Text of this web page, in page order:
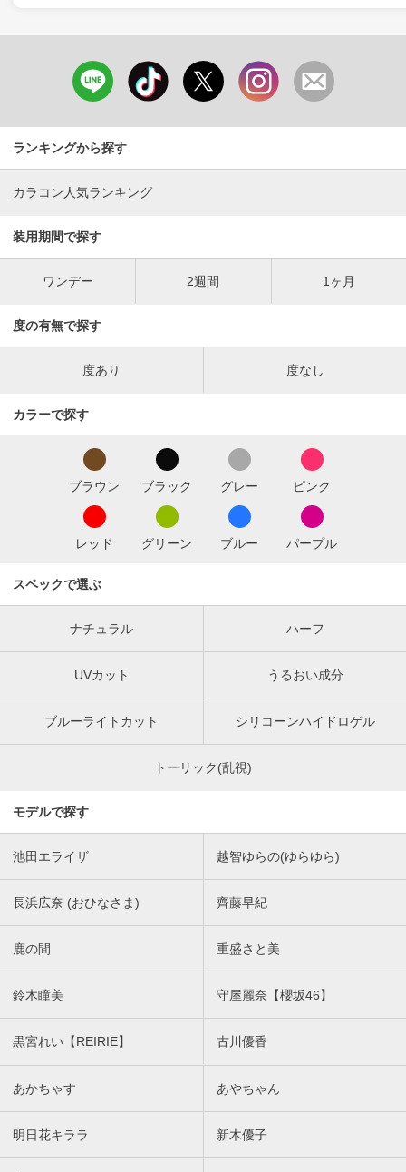
ランキングから探す
カラコン人気ランキング
装用期間で探す
ワンデー 2週間 1ヶ月
度の有無で探す
度あり 度なし
カラーで探す
ブラウン ブラック グレー ピンク
レッド グリーン ブルー パープル
スペックで選ぶ
ナチュラル ハーフ
UVカット うるおい成分
ブルーライトカット シリコーンハイドロゲル
トーリック(乱視)
モデルで探す
池田エライザ 越智ゆらの(ゆらゆら)
長浜広奈 (おひなさま) 齊藤早紀
鹿の間 重盛さと美
鈴木瞳美 守屋麗奈【櫻坂46】
黒宮れい【REIRIE】 古川優香
あかちゃす あやちゃん
明日花キララ 新木優子